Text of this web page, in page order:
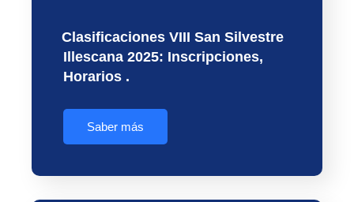
Clasificaciones VIII San Silvestre
Illescana 2025: Inscripciones,
Horarios .
Saber más